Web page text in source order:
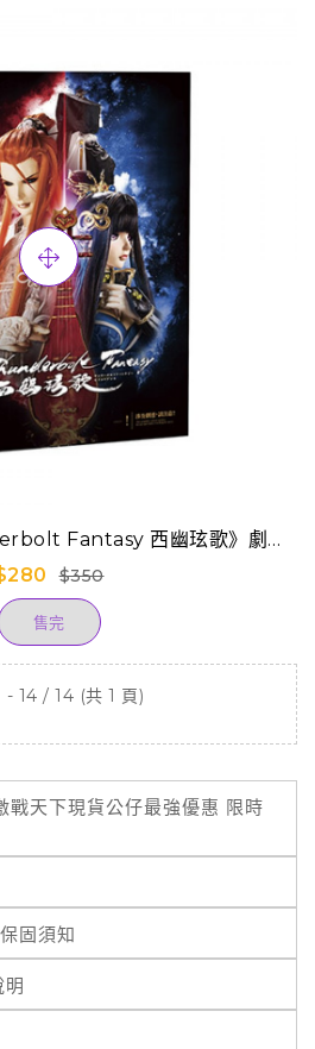
Fantasy 西幽玹歌》劇場
-中文版 (已售完)
$350
售完
- 14 / 14 (共 1 頁)
戰天下現貨公仔最強優惠 限時
固須知
明